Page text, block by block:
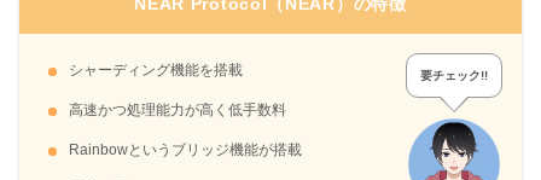
シャーディング機能を搭載
高速かつ処理能力が高く低手数料
Rainbowというブリッジ機能が搭載
要チェック!!